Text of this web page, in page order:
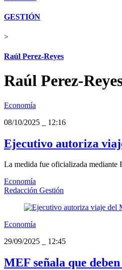
GESTIÓN
>
Raúl Perez-Reyes
Raúl Perez-
Economía
08/10/2025
12:16
Ejecutivo autoriza
La medida fue oficializada mediante
Economía
Redacción Gestión
Economía
29/09/2025
12:45
MEF señala que